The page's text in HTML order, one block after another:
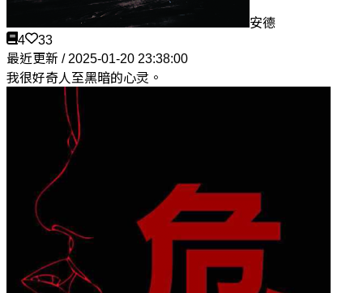
安德
4
33
最近更新 / 2025-01-20 23:38:00
我很好奇人至黑暗的心灵。